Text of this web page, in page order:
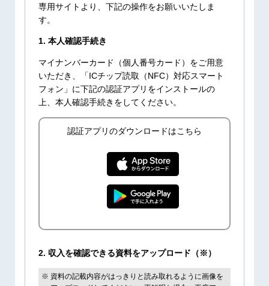
専用サイトより、下記の操作をお願いいたしま
す。
1. 本人確認手続き
マイナンバーカード（個人番号カード）をご用意
いただき、「ICチップ読取（NFC）対応スマート
フォン」に下記の認証アプリをインストールの
上、本人確認手続きをしてください。
認証アプリのダウンロードはこちら
2. 収入を確認できる資料をアップロード（※）
資料の記載内容がはっきりと読み取れるように画像を